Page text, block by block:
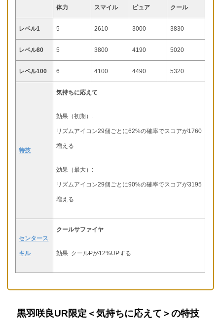
体力 スマイル ピュア クール
レベル1 5 2610 3000 3830
レベル80 5 3800 4190 5020
レベル100 6 4100 4490 5320
特技
気持ちに応えて
効果（初期）:
リズムアイコン29個ごとに62%の確率でスコアが1760
増える
効果（最大）:
リズムアイコン29個ごとに90%の確率でスコアが3195
増える
センタース
キル
クールサファイヤ
効果: クールPが12%UPする
黒羽咲良UR限定＜気持ちに応えて＞の特技